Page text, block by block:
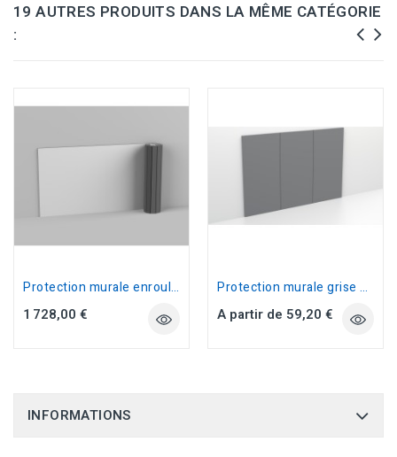
19 AUTRES PRODUITS DANS LA MÊME CATÉGORIE
:
Protection murale enroulable Dollamur...
1 728,00 €
Protection murale grise 150x100 cm
A partir de 59,20 €
INFORMATIONS